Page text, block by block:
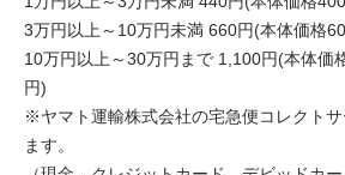
3万円以上～10万円未満 660円(本体価格
10万円以上～30万円まで 1,100円(本体価
円)
※ヤマト運輸株式会社の宅急便コレクト
ます。